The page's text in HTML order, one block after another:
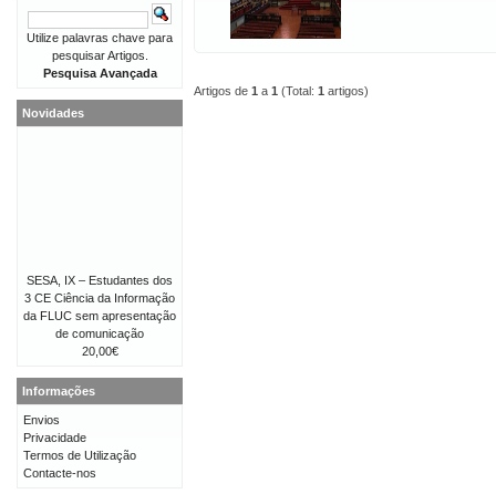
Artigos de 1 a 1 (Total: 1 artigos)
Utilize palavras chave para
pesquisar Artigos.
Pesquisa Avançada
Novidades
SESA, IX – Estudantes dos
3 CE Ciência da Informação
da FLUC sem apresentação
de comunicação
20,00€
Informações
Envios
Privacidade
Termos de Utilização
Contacte-nos